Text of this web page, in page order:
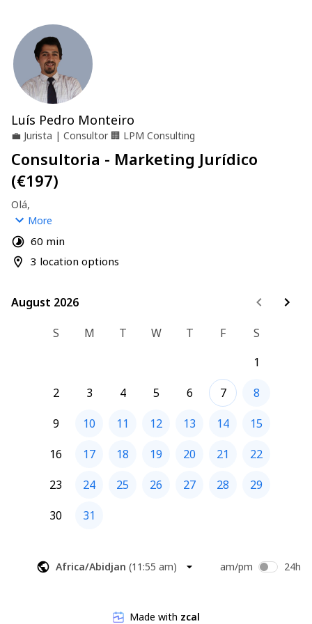
Luís Pedro Monteiro
💼 Jurista | Consultor 🏢 LPM Consulting
Consultoria - Marketing Jurídico
(€197)
Olá,
Siga os passos para agendar a sua consulta. Entrarei em
contacto consigo após o agendamento.
atuação preferencial.
More
60 min
3 location options
August 2026
August 2026
S
M T W T F
S
1
2
3 4 5 6 7
8
9
10 11 12 13 14
15
16
17 18 19 20 21
22
23
24 25 26 27 28
29
30
31
Africa/Abidjan (11:55 am) am/pm 24h
Made with zcal